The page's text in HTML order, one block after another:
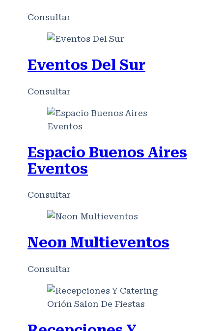
Consultar
Eventos Del Sur
Consultar
Espacio Buenos Aires
Eventos
Consultar
Neon Multieventos
Consultar